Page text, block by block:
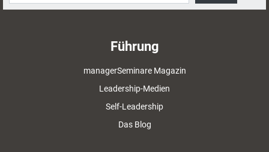
Führung
managerSeminare Magazin
Leadership-Medien
Self-Leadership
Das Blog